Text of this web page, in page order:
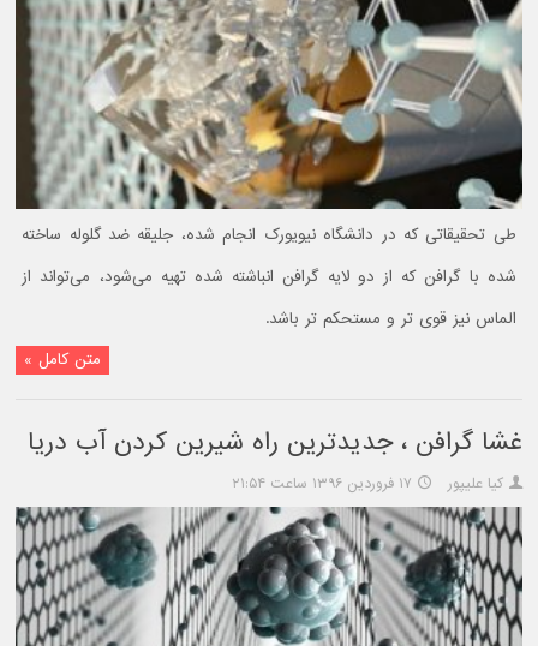
طی تحقیقاتی که در دانشگاه نیویورک انجام شده، جلیقه ضد گلوله ساخته
شده با گرافن که از دو لایه گرافن انباشته شده تهیه می‌شود، می‌تواند از
الماس نیز قوی تر و مستحکم تر باشد.
متن کامل »
غشا گرافن ، جدیدترین راه شیرین کردن آب دریا
کیا علیپور ۱۷ فروردین ۱۳۹۶ ساعت ۲۱:۵۴